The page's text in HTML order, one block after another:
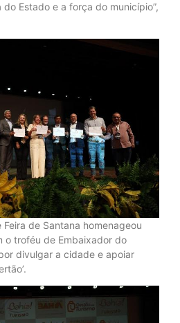
Estado e a força do município”,
de Santana homenageou
o troféu de Embaixador do
divulgar a cidade e apoiar